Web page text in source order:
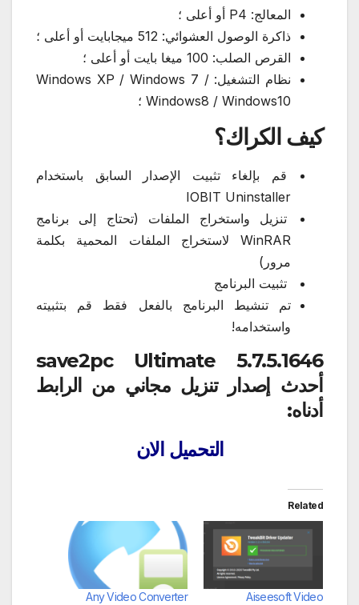
المعالج: P4 أو أعلى ؛
ذاكرة الوصول العشوائي: 512 ميجابايت أو أعلى ؛
القرص الصلب: 100 ميغا بايت أو أعلى ؛
نظام التشغيل: Windows XP / Windows 7 /
Windows8 / Windows10 ؛
كيف الكراك؟
قم بإلغاء تثبيت الإصدار السابق باستخدام
IOBIT Uninstaller
تنزيل واستخراج الملفات (تحتاج إلى برنامج
WinRAR لاستخراج الملفات المحمية بكلمة
مرور)
تثبيت البرنامج
تم تنشيط البرنامج بالفعل فقط قم بتثبيته
واستخدامه!
save2pc Ultimate 5.7.5.1646
أحدث إصدار تنزيل مجاني من الرابط
أدناه:
التحميل الان
Related
Aiseesoft Video
Any Video Converter